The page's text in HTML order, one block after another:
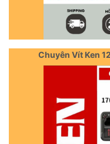
Chuyên Vít Ken